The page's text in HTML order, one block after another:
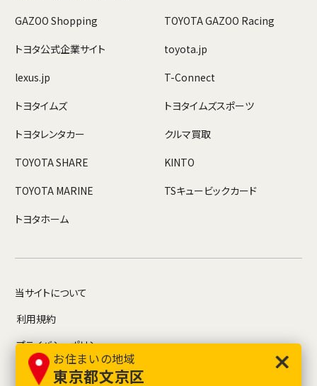
お住まいの地域
東京都文京区
GAZOO Shopping
TOYOTA GAZOO Racing
トヨタ公式企業サイト
toyota.jp
lexus.jp
T-Connect
トヨタイムズ
トヨタイムズスポーツ
トヨタレンタカー
クルマ買取
TOYOTA SHARE
KINTO
TOYOTA MARINE
TSキュービックカード
トヨタホーム
当サイトについて
利用規約
プライバシーポリシー
お問い合わせ